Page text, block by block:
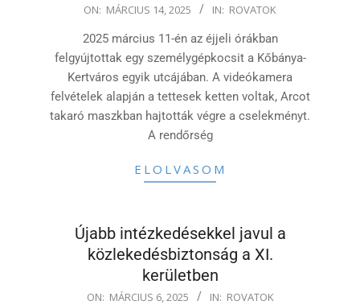
ON: MÁRCIUS 14, 2025 IN: ROVATOK
2025 március 11-én az éjjeli órákban
felgyújtottak egy személygépkocsit a Kőbánya-
Kertváros egyik utcájában. A videókamera
felvételek alapján a tettesek ketten voltak, Arcot
takaró maszkban hajtották végre a cselekményt.
A rendőrség
ELOLVASOM
Újabb intézkedésekkel javul a
közlekedésbiztonság a XI.
kerületben
ON: MÁRCIUS 6, 2025 IN: ROVATOK